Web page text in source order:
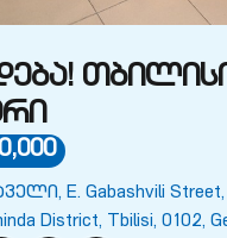
E. Gabashvili Street,
District, Tbilisi, 0102,